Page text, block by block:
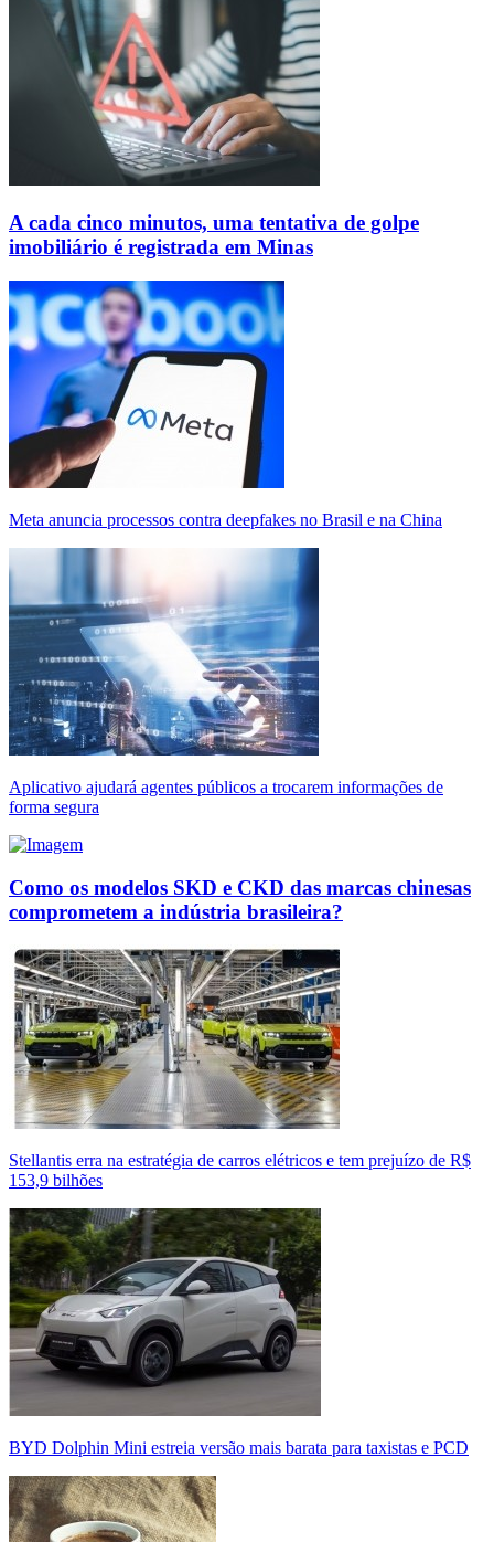
A cada cinco minutos, uma tentativa de golpe
imobiliário é registrada em Minas
Meta anuncia processos contra deepfakes no Brasil e na China
Aplicativo ajudará agentes públicos a trocarem informações de
forma segura
Como os modelos SKD e CKD das marcas chinesas
comprometem a indústria brasileira?
Stellantis erra na estratégia de carros elétricos e tem prejuízo de R$
153,9 bilhões
BYD Dolphin Mini estreia versão mais barata para taxistas e PCD